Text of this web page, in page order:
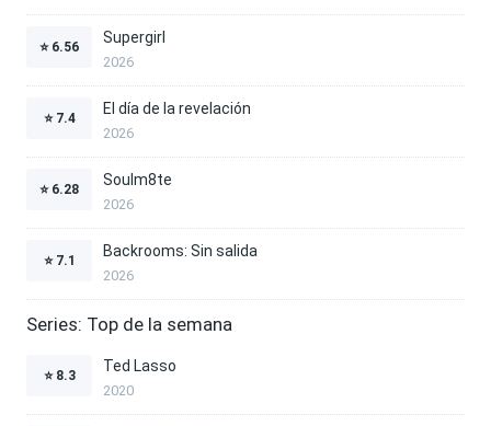
⭐ 6.56
Supergirl
2026
⭐ 7.4
El día de la revelación
2026
⭐ 6.28
Soulm8te
2026
⭐ 7.1
Backrooms: Sin salida
2026
Series: Top de la semana
⭐ 8.3
Ted Lasso
2020